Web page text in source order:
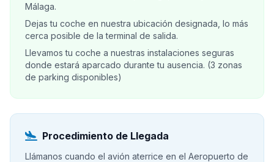
Málaga.
Dejas tu coche en nuestra ubicación designada, lo más
cerca posible de la terminal de salida.
Llevamos tu coche a nuestras instalaciones seguras
donde estará aparcado durante tu ausencia. (3 zonas
de parking disponibles)
Procedimiento de Llegada
Llámanos cuando el avión aterrice en el Aeropuerto de